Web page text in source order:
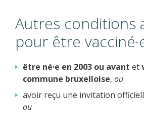
Autres conditions
pour être
être né·e en 2003 ou avant et
commune bruxelloise, ou
avoir reçu une invitation
ou